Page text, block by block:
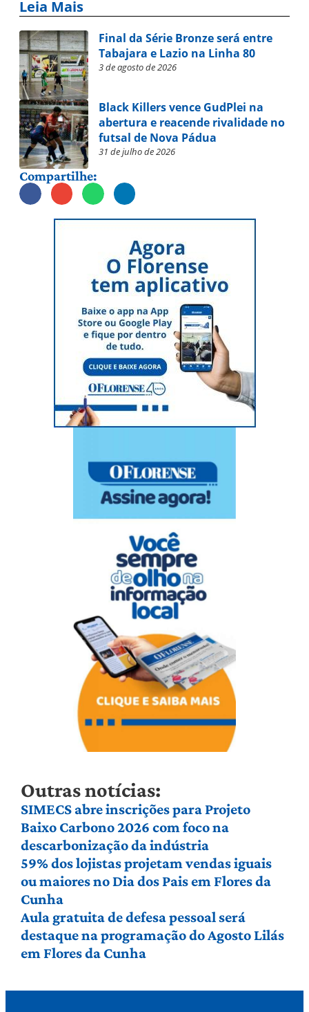
Leia Mais
Final da Série Bronze será entre
Tabajara e Lazio na Linha 80
3 de agosto de 2026
Black Killers vence GudPlei na
abertura e reacende rivalidade no
futsal de Nova Pádua
31 de julho de 2026
Compartilhe:
Outras notícias:
SIMECS abre inscrições para Projeto
Baixo Carbono 2026 com foco na
descarbonização da indústria
59% dos lojistas projetam vendas iguais
ou maiores no Dia dos Pais em Flores da
Cunha
Aula gratuita de defesa pessoal será
destaque na programação do Agosto Lilás
em Flores da Cunha